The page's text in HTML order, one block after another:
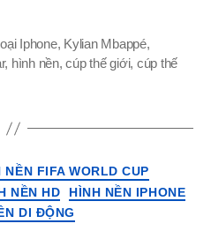
Hình
nền
điện
thoại
Android
Iphone, Kylian Mbappé,
, hình nền,cúp thế giới, cúp thế
Thể
loại
NỀN FIFA WORLD CUP
NỀN HD
HÌNH NỀN IPHONE
DI ĐỘNG